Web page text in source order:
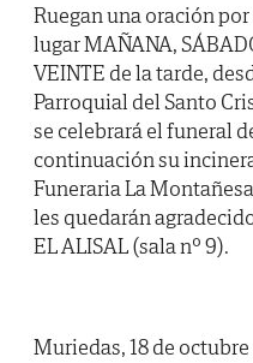
Ruegan una oración
lugar MAÑANA,
VEINTE de la tarde,
Parroquial del Santo
se celebrará el funeral
continuación su
Funeraria La
les quedarán
EL ALISAL (sala nº 9).
Muriedas, 18 de octubre